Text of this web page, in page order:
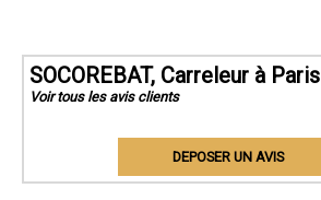
SOCOREBAT, Carreleur à Paris
Voir tous les avis clients
DEPOSER UN AVIS